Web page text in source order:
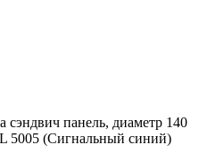
сэндвич панель, диаметр 140
5005 (Сигнальный синий)